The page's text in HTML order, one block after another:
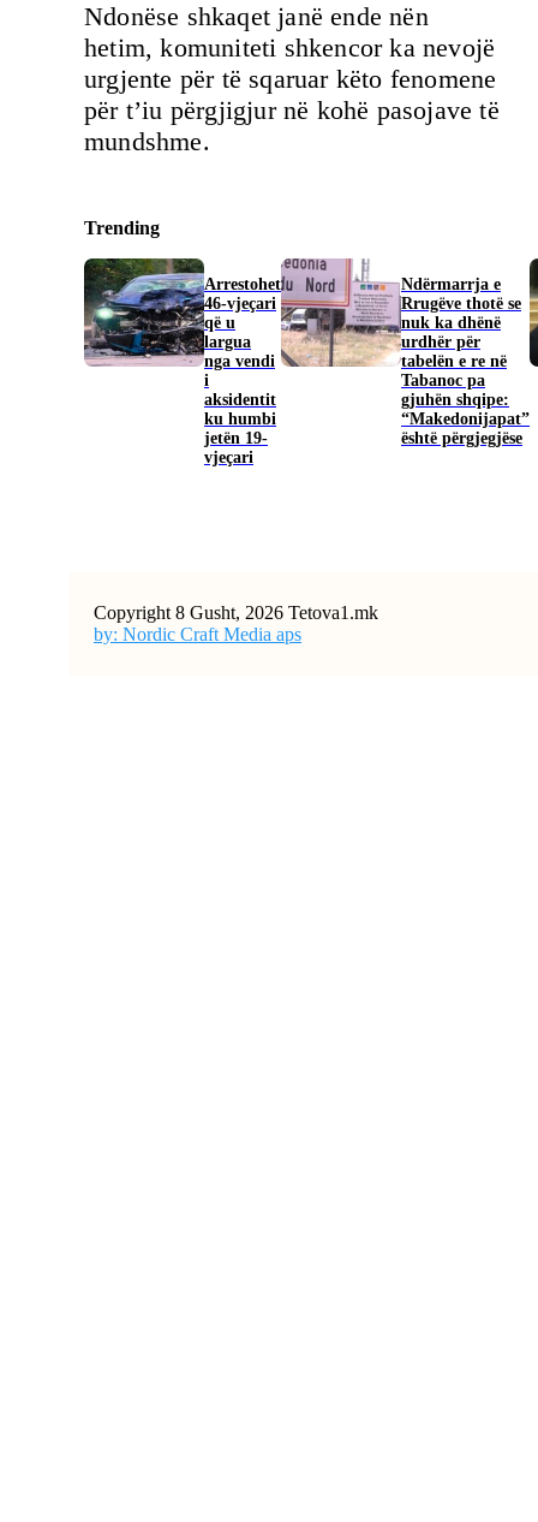
Ndonëse shkaqet janë ende nën
hetim, komuniteti shkencor ka nevojë
urgjente për të sqaruar këto fenomene
për t’iu përgjigjur në kohë pasojave të
mundshme.
Trending
Arrestohet
46-vjeçari
që u
largua
nga vendi
i
aksidentit
ku humbi
jetën 19-
vjeçari
Ndërmarrja e
Rrugëve thotë se
nuk ka dhënë
urdhër për
tabelën e re në
Tabanoc pa
gjuhën shqipe:
“Makedonijapat”
është përgjegjëse
Copyright 8 Gusht, 2026 Tetova1.mk
by: Nordic Craft Media aps